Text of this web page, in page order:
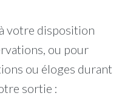
votre disposition
ou pour
ou éloges durant
sortie :